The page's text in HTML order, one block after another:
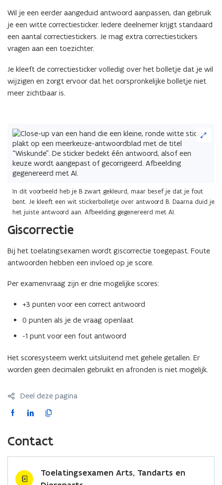
In dit voorbeeld heb je B zwart gekleurd, maar besef je dat je fout
bent.​ Je kleeft een wit stickerbolletje over antwoord B.​ Daarna duid je
het juiste antwoord aan​. Afbeelding gegenereerd met AI.
(Klik
op
de
afbeelding
voor
een
vergrote
weergave)
Wil je een eerder aangeduid antwoord aanpassen, dan gebruik
je een witte correctiesticker. Iedere deelnemer krijgt standaard
een aantal correctiestickers. Je mag extra correctiestickers
vragen aan een toezichter.
Je kleeft de correctiesticker volledig over het bolletje dat je wil
wijzigen en zorgt ervoor dat het oorspronkelijke bolletje niet
meer zichtbaar is.
Giscorrectie
Bij het toelatingsexamen wordt giscorrectie toegepast. Foute
antwoorden hebben een invloed op je score.
Per examenvraag zijn er drie mogelijke scores:
+3 punten voor een correct antwoord
0 punten als je de vraag openlaat
-1 punt voor een fout antwoord
Het scoresysteem werkt uitsluitend met gehele getallen. Er
worden geen decimalen gebruikt en afronden is niet mogelijk.
Deel deze pagina
F
c
e
b
L
k
e
d
i
K
i
e
e
r
Contact
Toelatingsexamen Arts, Tandarts en